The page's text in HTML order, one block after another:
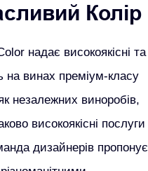
Колір
надає високоякісні та
на винах преміум-класу
незалежних виноробів,
високоякісні послуги
дизайнерів пропонує